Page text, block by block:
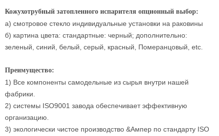
Кожухотрубный затопленного испарителя опционный выбор:
а) смотровое стекло индивидуальные установки на раковины
б) картина цвета: стандартные: черный; дополнительно:
зеленый, синий, белый, серый, красный, Померанцовый, etc.
Преимущество:
1) Все компоненты самодельные из сырья внутри нашей
фабрики.
2) системы ISO9001 завода обеспечивает эффективную
организацию.
3) экологически чистое производство &Ампер по стандарту ISO